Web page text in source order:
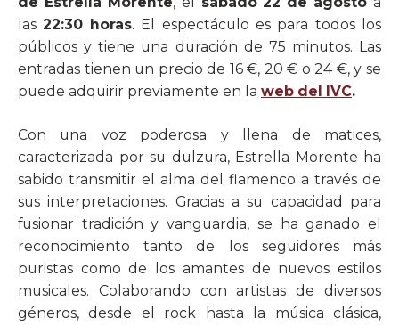
las22:30 horas. El espectáculo es para todos los
públicos y tiene una duración de 75 minutos. Las
entradas tienen un precio de 16 €, 20 € o 24 €, y se
puede adquirir previamente en la web del IVC.
Con una voz poderosa y llena de matices,
caracterizada por su dulzura, Estrella Morente ha
sabido transmitir el alma del flamenco a través de
sus interpretaciones. Gracias a su capacidad para
fusionar tradición y vanguardia, se ha ganado el
reconocimiento tanto de los seguidores más
puristas como de los amantes de nuevos estilos
musicales. Colaborando con artistas de diversos
géneros, desde el rock hasta la música clásica,